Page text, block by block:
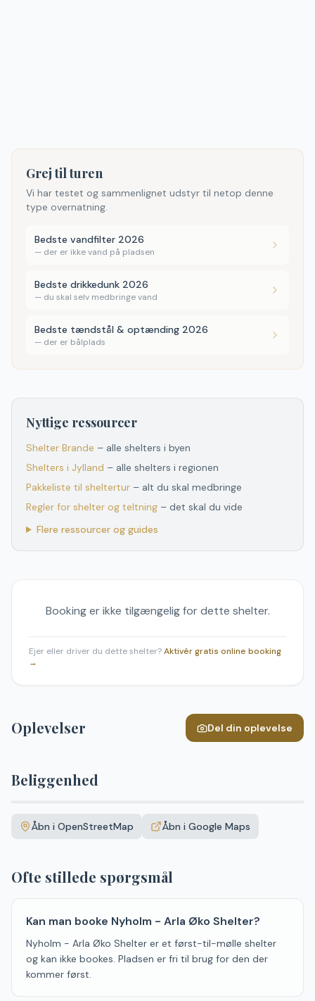
Grej til turen
Vi har testet og sammenlignet udstyr til netop denne
type overnatning.
Bedste vandfilter 2026
— der er ikke vand på pladsen
Bedste drikkedunk 2026
— du skal selv medbringe vand
Bedste tændstål & optænding 2026
— der er bålplads
Nyttige ressourcer
Shelter Brande – alle shelters i byen
Shelters i Jylland – alle shelters i regionen
Pakkeliste til sheltertur – alt du skal medbringe
Regler for shelter og teltning – det skal du vide
Flere ressourcer og guides
Booking er ikke tilgængelig for dette shelter.
Ejer eller driver du dette shelter?Aktivér gratis online booking
→
Oplevelser Del din oplevelse
Beliggenhed
+Åbn i OpenStreetMap Åbn i Google Maps
Ofte stillede spørgsmål
Kan man booke Nyholm - Arla Øko Shelter?
Nyholm - Arla Øko Shelter er et først-til-mølle shelter
og kan ikke bookes. Pladsen er fri til brug for den der
kommer først.